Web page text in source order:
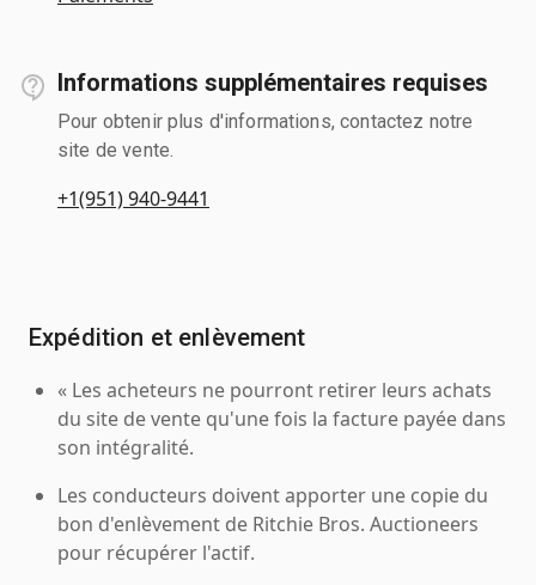
Informations supplémentaires requises
Pour obtenir plus d'informations, contactez notre
site de vente.
+1(951) 940-9441
Expédition et enlèvement
« Les acheteurs ne pourront retirer leurs achats
du site de vente qu'une fois la facture payée dans
son intégralité.
Les conducteurs doivent apporter une copie du
bon d'enlèvement de Ritchie Bros. Auctioneers
pour récupérer l'actif.